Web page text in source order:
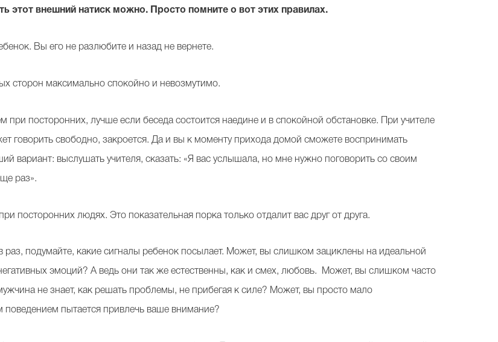
этот внешний натиск можно. Просто помните о вот этих правилах.
Вы его не разлюбите и назад не вернете.
сторон максимально спокойно и невозмутимо.
при посторонних, лучше если беседа состоится наедине и в спокойной обстановке. При учителе
говорить свободно, закроется. Да и вы к моменту прихода домой сможете воспринимать
вариант: выслушать учителя, сказать: «Я вас услышала, но мне нужно поговорить со своим
раз».
посторонних людях. Это показательная порка только отдалит вас друг от друга.
раз, подумайте, какие сигналы ребенок посылает. Может, вы слишком зациклены на идеальной
эмоций? А ведь они так же естественны, как и смех, любовь. Может, вы слишком часто
не знает, как решать проблемы, не прибегая к силе? Может, вы просто мало
поведением пытается привлечь ваше внимание?